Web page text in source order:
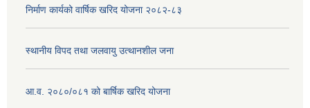
निर्माण कार्यको वार्षिक खरिद योजना २०८२-८३
स्थानीय विपद तथा जलवायु उत्थानशील जना
आ.व. २०८०/०८१ को बार्षिक खरिद योजना